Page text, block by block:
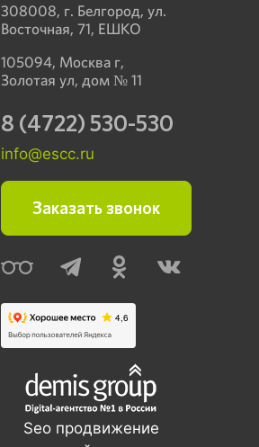
308008, г. Белгород, ул.
Восточная, 71, ЕШКО
105094, Москва г,
Золотая ул, дом № 11
8 (4722) 530-530
info@escc.ru
Заказать звонок
Seo продвижение